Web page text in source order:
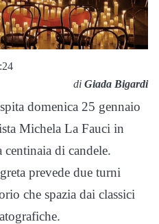
di Giada Bigardi
domenica 25 gennaio
Michela La Fauci in
centinaia di candele.
prevede due turni
che spazia dai classici